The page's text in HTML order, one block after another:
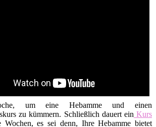
um eine Hebamme und einen
zu kümmern. Schließlich dauert ein Kurs
Wochen, es sei denn, Ihre Hebamme bietet